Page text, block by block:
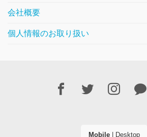
会社概要
個人情報のお取り扱い
Mobile| Desktop